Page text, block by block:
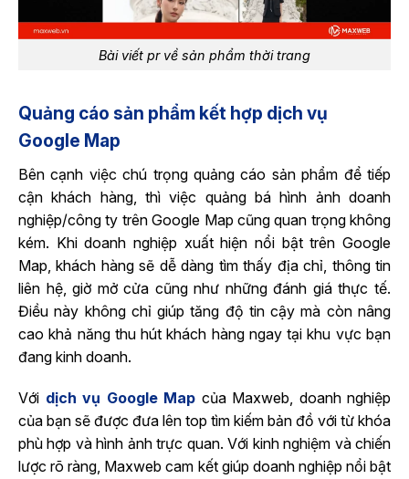
Bài viết pr về sản phẩm thời trang
Quảng cáo sản phẩm kết hợp dịch vụ
Google Map
Bên cạnh việc chú trọng quảng cáo sản phẩm để tiếp
cận khách hàng, thì việc quảng bá hình ảnh doanh
nghiệp/công ty trên Google Map cũng quan trọng không
kém. Khi doanh nghiệp xuất hiện nổi bật trên Google
Map, khách hàng sẽ dễ dàng tìm thấy địa chỉ, thông tin
liên hệ, giờ mở cửa cũng như những đánh giá thực tế.
Điều này không chỉ giúp tăng độ tin cậy mà còn nâng
cao khả năng thu hút khách hàng ngay tại khu vực bạn
đang kinh doanh.
Với dịch vụ Google Map của Maxweb, doanh nghiệp
của bạn sẽ được đưa lên top tìm kiếm bản đồ với từ khóa
phù hợp và hình ảnh trực quan. Với kinh nghiệm và chiến
lược rõ ràng, Maxweb cam kết giúp doanh nghiệp nổi bật